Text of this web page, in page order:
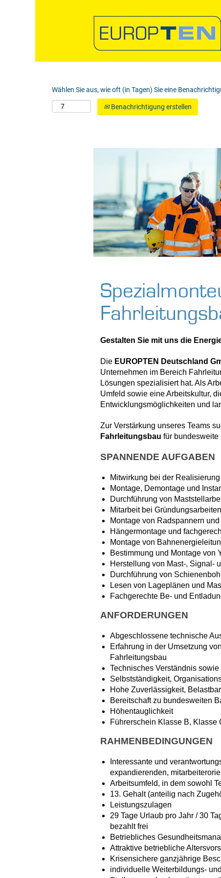
Nach Stichwort suchen
Mehr Optionen anzeigen
Wählen Sie aus, wie oft (in Tagen) Sie eine
Benachrichtigung erstellen
Gestalten Sie mit uns die
Die EUROPTEN Deutschland
Unternehmen im Bereich
Lösungen spezialisiert hat. Als
Umfeld sowie eine Arbeitskultur,
Entwicklungsmöglichkeiten und
Zur Verstärkung unseres Teams
Fahrleitungsbau für bundesweite
SPANNENDE AUFGABEN
Mitwirkung bei der
Montage, Demontage und
Durchführung von
Mitarbeit bei Gründungsarbeiten
Montage von Radspannern
Hängermontage und
Montage von
Bestimmung und Montage von
Herstellung von Mast-, Signal-
Durchführung von
Lesen von Lageplänen und
Fachgerechte Be- und
ANFORDERUNGEN
Abgeschlossene technische
Erfahrung in der Umsetzung
Fahrleitungsbau
Technisches Verständnis
Selbstständigkeit,
Hohe Zuverlässigkeit,
Bereitschaft zu bundesweiten
Höhentauglichkeit
Führerschein Klasse B, Klasse
RAHMENBEDINGUNGEN
Interessante und
expandierenden,
Arbeitsumfeld, in dem sowohl
13. Gehalt (anteilig nach
Leistungszulagen
29 Tage Urlaub pro Jahr / 30
bezahlt frei
Betriebliches
Attraktive betriebliche
Krisensichere ganzjährige
individuelle Weiterbildungs-